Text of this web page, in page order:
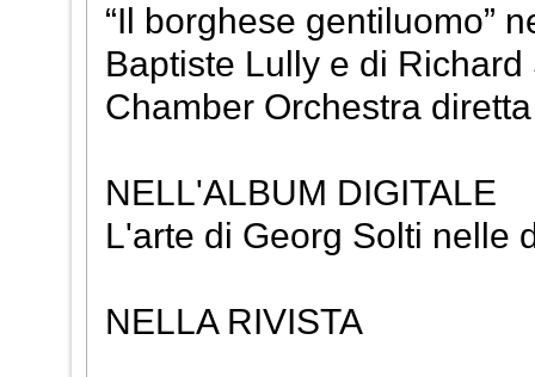
“Il borghese gentiluomo”
Baptiste Lully e di
Chamber Orchestra
NELL'ALBUM DIGITALE
L'arte di Georg Solti nelle
NELLA RIVISTA